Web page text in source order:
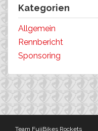
Kategorien
Allgemein
Rennbericht
Sponsoring
Team FujiBikes Rockets